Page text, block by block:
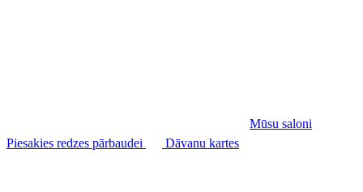
Mūsu saloni
Piesakies redzes pārbaudei
Dāvanu kartes